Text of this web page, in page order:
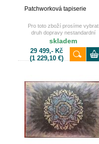
Patchworková tapiserie
Pro toto zboží prosíme vybrat
druh dopravy nestandardní
zásilka nebo osobní odběr.
Děkujeme.
skladem
29 499,- Kč
(1 229,10 €)